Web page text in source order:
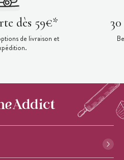
dès 59€*
de livraison et